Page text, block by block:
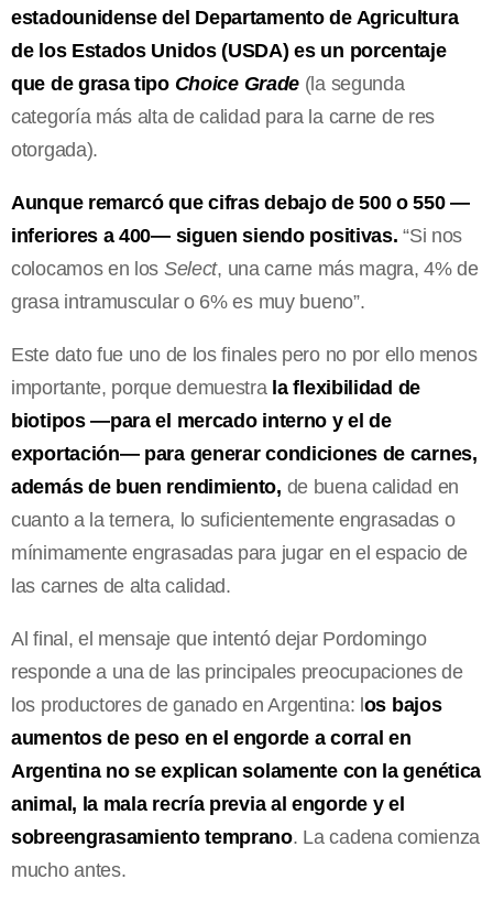
estadounidense del Departamento de Agricultura
de los Estados Unidos (USDA) es un porcentaje
que de grasa tipo Choice Grade (la segunda
categoría más alta de calidad para la carne de res
otorgada).
Aunque remarcó que cifras debajo de 500 o 550 —
inferiores a 400— siguen siendo positivas. “Si nos
colocamos en los Select, una carne más magra, 4% de
grasa intramuscular o 6% es muy bueno”.
Este dato fue uno de los finales pero no por ello menos
importante, porque demuestra la flexibilidad de
biotipos —para el mercado interno y el de
exportación— para generar condiciones de carnes,
además de buen rendimiento, de buena calidad en
cuanto a la ternera, lo suficientemente engrasadas o
mínimamente engrasadas para jugar en el espacio de
las carnes de alta calidad.
Al final, el mensaje que intentó dejar Pordomingo
responde a una de las principales preocupaciones de
los productores de ganado en Argentina: los bajos
aumentos de peso en el engorde a corral en
Argentina no se explican solamente con la genética
animal, la mala recría previa al engorde y el
sobreengrasamiento temprano. La cadena comienza
mucho antes.